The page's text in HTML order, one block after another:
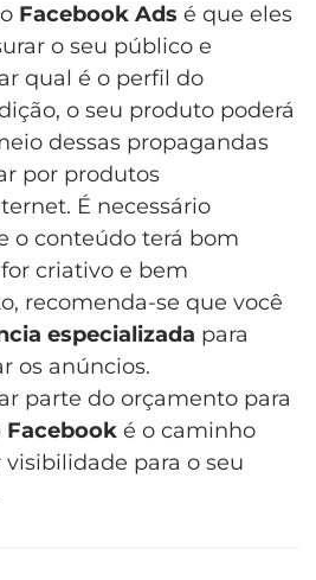
Facebook Ads é que eles
o seu público e
qual é o perfil do
o seu produto poderá
dessas propagandas
por produtos
É necessário
o conteúdo terá bom
criativo e bem
recomenda-se que você
especializada para
os anúncios.
parte do orçamento para
Facebook é o caminho
para o seu